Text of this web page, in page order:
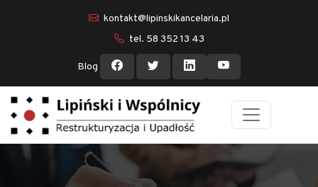
kontakt@lipinskikancelaria.pl
tel. 58 352 13 43
Blog